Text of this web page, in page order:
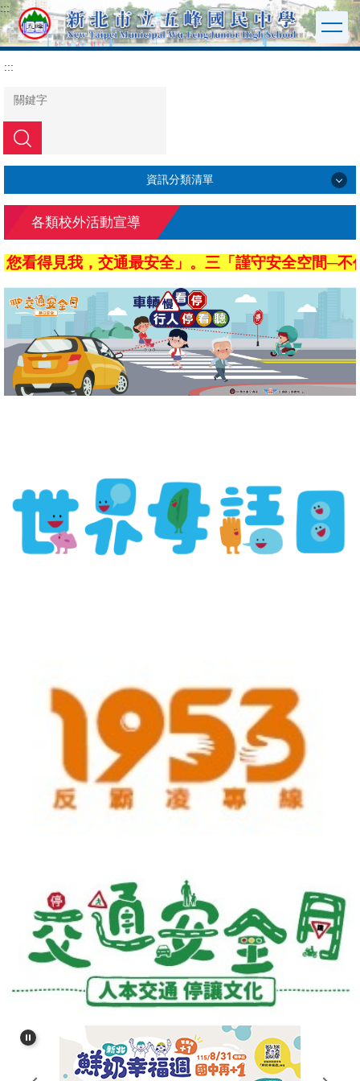
跳
到
主
容
:::
:::
搜尋
資訊分類清單
認識五峰
行政單位
五峰校務
網站連結
各類校外活動宣導
得見我，交通最安全」。三「謹守安全空間─不